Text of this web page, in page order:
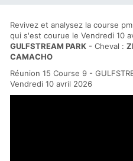
Revivez et analysez la course
qui s'est courue le Vendredi 10
GULFSTREAM PARK - Cheval :
CAMACHO
Réunion 15 Course 9 -
Vendredi 10 avril 2026